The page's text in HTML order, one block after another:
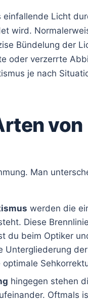
Licht
wird.
Bündelung der
oder verzerrte
je nach
von
Man
werden die
Diese
du beim Optiker
Untergliederung
hingegen stehen
Oftmals